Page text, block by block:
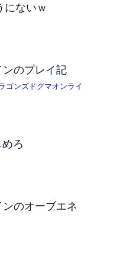
にないｗ
ンのプレイ記
ゴンズドグマオンライ
ろ
のオーブエネ